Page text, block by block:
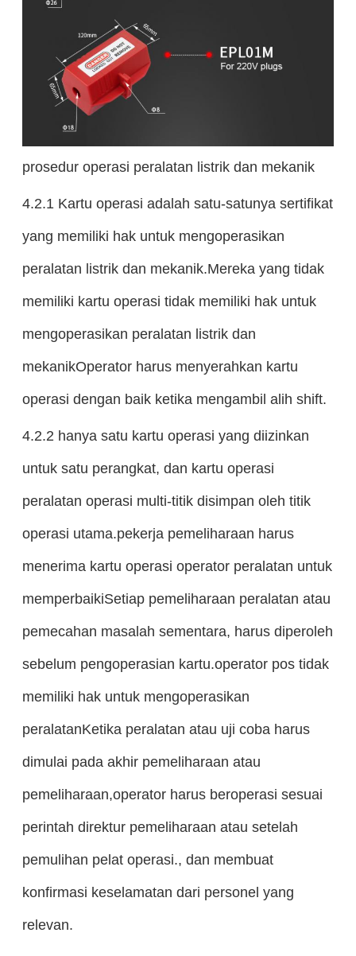
prosedur operasi peralatan listrik dan mekanik
4.2.1 Kartu operasi adalah satu-satunya sertifikat
yang memiliki hak untuk mengoperasikan
peralatan listrik dan mekanik.Mereka yang tidak
memiliki kartu operasi tidak memiliki hak untuk
mengoperasikan peralatan listrik dan
mekanikOperator harus menyerahkan kartu
operasi dengan baik ketika mengambil alih shift.
4.2.2 hanya satu kartu operasi yang diizinkan
untuk satu perangkat, dan kartu operasi
peralatan operasi multi-titik disimpan oleh titik
operasi utama.pekerja pemeliharaan harus
menerima kartu operasi operator peralatan untuk
memperbaikiSetiap pemeliharaan peralatan atau
pemecahan masalah sementara, harus diperoleh
sebelum pengoperasian kartu.operator pos tidak
memiliki hak untuk mengoperasikan
peralatanKetika peralatan atau uji coba harus
dimulai pada akhir pemeliharaan atau
pemeliharaan,operator harus beroperasi sesuai
perintah direktur pemeliharaan atau setelah
pemulihan pelat operasi., dan membuat
konfirmasi keselamatan dari personel yang
relevan.